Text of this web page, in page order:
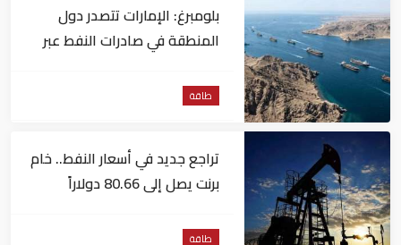
بلومبرغ: الإمارات تتصدر دول
المنطقة في صادرات النفط عبر
طاقة
تراجع جديد في أسعار النفط.. خام
برنت يصل إلى 80.66 دولاراً
طاقة